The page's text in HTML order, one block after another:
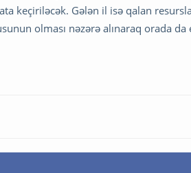
keçiriləcək. Gələn il isə qalan
olması nəzərə alınaraq orada